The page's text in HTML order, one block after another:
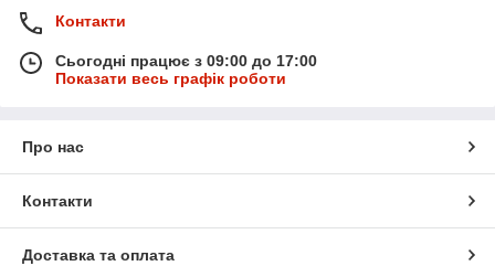
Контакти
Сьогодні працює з 09:00 до 17:00
Показати весь графік роботи
Про нас
Контакти
Доставка та оплата